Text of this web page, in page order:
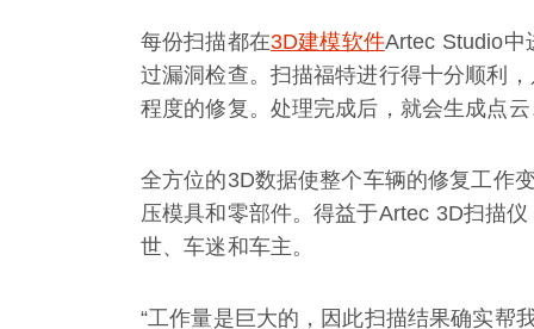
每份扫描都在3D建模软件Artec Studio中
过漏洞检查。扫描福特进行得十分顺利
程度的修复。处理完成后，就会生成点
全方位的3D数据使整个车辆的修复工作
压模具和零部件。得益于Artec 3D扫描
世、车迷和车主。
“工作量是巨大的，因此扫描结果确实帮